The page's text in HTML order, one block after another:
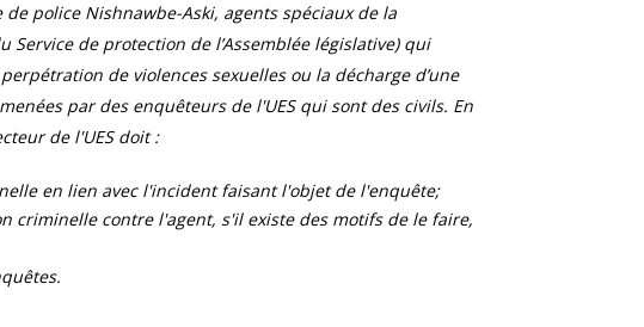
police Nishnawbe-Aski, agents spéciaux de la
de protection de l’Assemblée législative) qui
de violences sexuelles ou la décharge d’une
par des enquêteurs de l'UES qui sont des civils. En
de l'UES doit :
en lien avec l'incident faisant l'objet de l'enquête;
criminelle contre l'agent, s'il existe des motifs de le faire,